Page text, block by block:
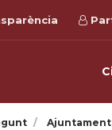
Ajuntament